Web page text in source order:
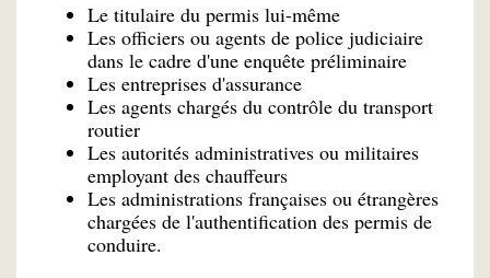
Le titulaire du permis lui-même
Les officiers ou agents de police judiciaire
dans le cadre d'une enquête préliminaire
Les entreprises d'assurance
Les agents chargés du contrôle du transport
routier
Les autorités administratives ou militaires
employant des chauffeurs
Les administrations françaises ou étrangères
chargées de l'authentification des permis de
conduire.